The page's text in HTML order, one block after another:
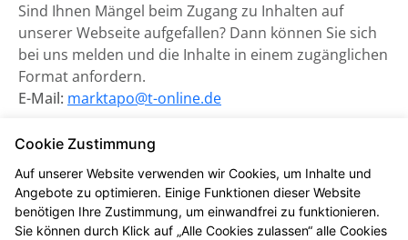
Sind Ihnen Mängel beim Zugang zu Inhalten auf
unserer Webseite aufgefallen? Dann können Sie sich
bei uns melden und die Inhalte in einem zugänglichen
Format anfordern.
E-Mail: marktapo@t-online.de
Zuständige Marktüberwachungsbehörde:
Marktüberwachungsstelle der Länder für die
Barrierefreiheit von Produkten und Dienstleistungen
(MLBF) in Magdeburg, Sachsen-Anhalt.
Cookie Zustimmung
Auf unserer Website verwenden wir Cookies, um Inhalte und
Angebote zu optimieren. Einige Funktionen dieser Website
benötigen Ihre Zustimmung, um einwandfrei zu funktionieren.
Sie können durch Klick auf „Alle Cookies zulassen“ alle Cookies